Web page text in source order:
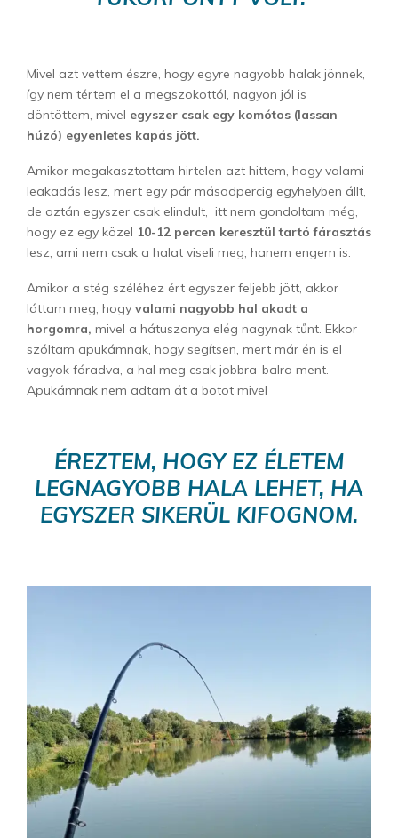
Mivel azt vettem észre, hogy egyre nagyobb halak jönnek,
így nem tértem el a megszokottól, nagyon jól is
döntöttem, mivel egyszer csak egy komótos (lassan
húzó) egyenletes kapás jött.
Amikor megakasztottam hirtelen azt hittem, hogy valami
leakadás lesz, mert egy pár másodpercig egyhelyben állt,
de aztán egyszer csak elindult, itt nem gondoltam még,
hogy ez egy közel 10-12 percen keresztül tartó fárasztás
lesz, ami nem csak a halat viseli meg, hanem engem is.
Amikor a stég széléhez ért egyszer feljebb jött, akkor
láttam meg, hogy valami nagyobb hal akadt a
horgomra, mivel a hátuszonya elég nagynak tűnt. Ekkor
szóltam apukámnak, hogy segítsen, mert már én is el
vagyok fáradva, a hal meg csak jobbra-balra ment.
Apukámnak nem adtam át a botot mivel
ÉREZTEM, HOGY EZ ÉLETEM
LEGNAGYOBB HALA LEHET, HA
EGYSZER SIKERÜL KIFOGNOM.